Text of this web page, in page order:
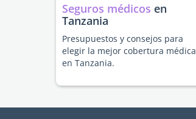
Seguros médicos en
Tanzania
Presupuestos y consejos para
elegir la mejor cobertura médica
en Tanzania.